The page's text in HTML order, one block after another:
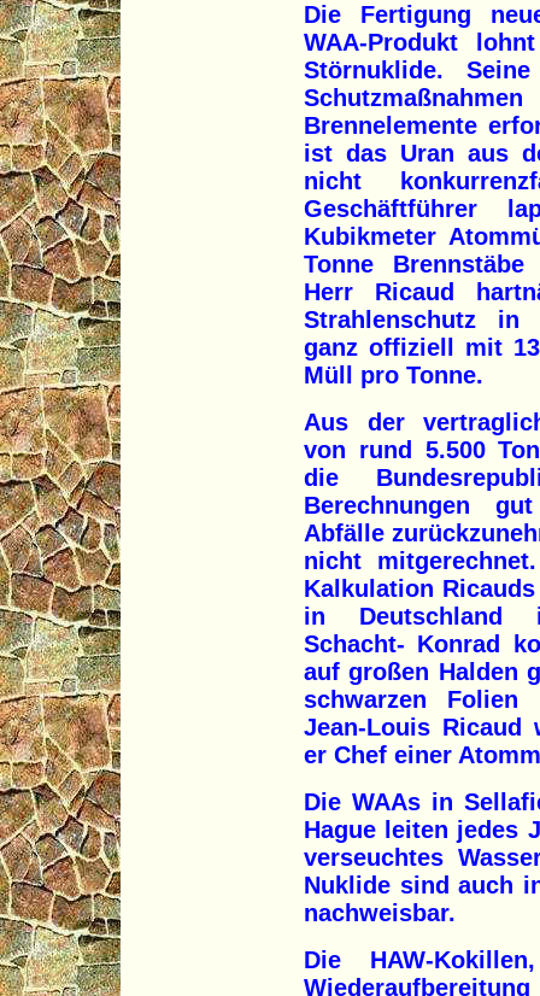
Die Fertigung
WAA-Produkt
Störnuklide.
Brennelemente
ist das Uran aus
nicht
Geschäftführer
Kubikmeter
Tonne
Herr Ricaud
Strahlenschutz in
ganz offiziell mit
Müll pro Tonne.
Aus der
von rund 5.500
die
Berechnungen
Abfälle
nicht
Kalkulation
in Deutschland
Schacht- Konrad
auf großen Halden
schwarzen
Jean-Louis Ricaud
er Chef einer
Die WAAs in
Hague leiten jedes
verseuchtes
Nuklide sind auch
nachweisbar.
Die HAW-